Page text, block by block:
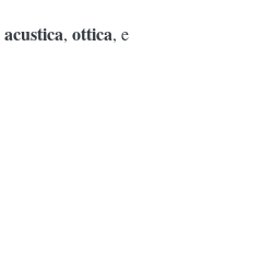
acustica, ottica, e